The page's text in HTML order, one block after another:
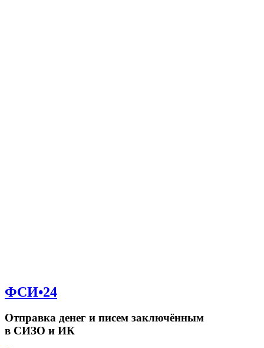
ФСИ•24
Отправка денег и писем заключённым
в СИЗО и ИК